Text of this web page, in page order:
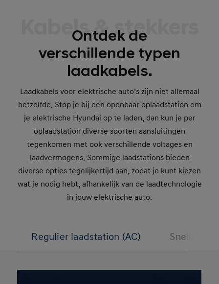
Kabels & stekkers
Ontdek de
verschillende typen
laadkabels.
Laadkabels voor elektrische auto’s zijn niet allemaal
hetzelfde. Stop je bij een openbaar oplaadstation om
je elektrische Hyundai op te laden, dan kun je per
oplaadstation diverse soorten aansluitingen
tegenkomen met ook verschillende voltages en
laadvermogens. Sommige laadstations bieden
diverse opties tegelijkertijd aan, zodat je kunt kiezen
wat je nodig hebt, afhankelijk van de laadtechnologie
in jouw elektrische auto.
Regulier laadstation (AC)